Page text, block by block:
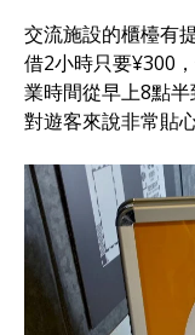
交流施設的櫃檯有
借2小時只要¥300
業時間從早上8點
對遊客來說非常貼心